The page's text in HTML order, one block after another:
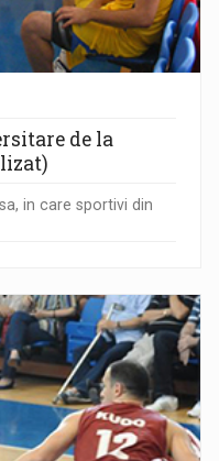
de la
in care sportivi din